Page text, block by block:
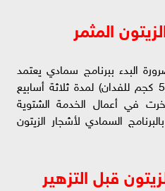
المثمر
البدء ببرنامج سمادي يعتمد
على اليوريا بمعدلات مرتفعة (5 كجم للفدان) لمدة ثلاثة أسابيع
في أعمال الخدمة الشتوية
السمادي لأشجار الزيتون
قبل التزهير